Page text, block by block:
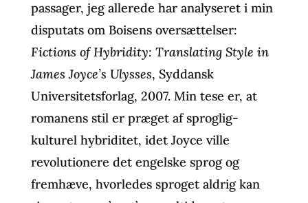
passager, jeg allerede har analyseret i min
disputats om Boisens oversættelser:
Fictions of Hybridity: Translating Style in
James Joyce’s Ulysses, Syddansk
Universitetsforlag, 2007. Min tese er, at
romanens stil er præget af sproglig-
kulturel hybriditet, idet Joyce ville
revolutionere det engelske sprog og
fremhæve, hvorledes sproget aldrig kan